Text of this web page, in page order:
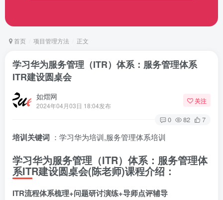
首页 项目管理方法 正文
学习华为服务管理（ITR）体系：服务管理体系
ITR建设圆桌会
如熠网
2024年04月03日 18:04发布
关注
0 82 7
培训关键词 ：学习华为培训,服务管理体系培训
学习华为服务管理（ITR）体系：服务管理体
系ITR建设圆桌会(陈老师)课程介绍：
ITR流程体系梳理+问题研讨演练+导师点评辅导